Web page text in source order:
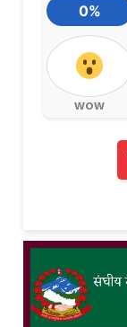
0%
wow